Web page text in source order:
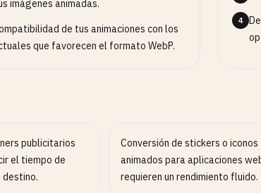
imágenes animadas.
de tus animaciones con los
que favorecen el formato WebP.
4
publicitarios
el tiempo de
destino.
Conversión de stickers o iconos
animados para aplicaciones
requieren un rendimiento fluido.